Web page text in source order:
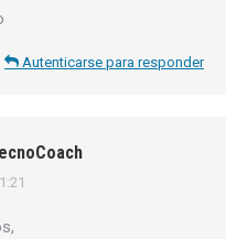
Autenticarse para responder